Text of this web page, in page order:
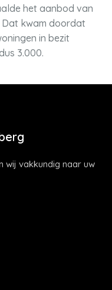
het aanbod van
Dat kwam doordat
in bezit
3.000.
wij vakkundig naar uw